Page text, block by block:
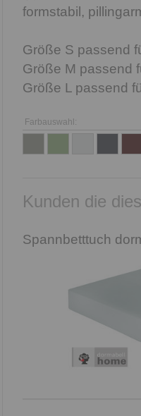
formstabil,
Größe S passend
Größe M passend
Größe L passend
Farbauswahl:
Kunden die
Spannbetttuch